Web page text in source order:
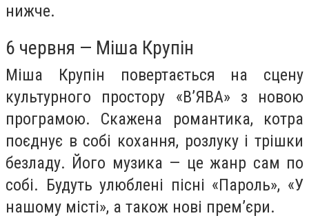
нижче.
6 червня — Міша Крупін
Міша Крупін повертається на сцену
культурного простору «В’ЯВА» з новою
програмою. Скажена романтика, котра
поєднує в собі кохання, розлуку і трішки
безладу. Його музика — це жанр сам по
собі. Будуть улюблені пісні «Пароль», «У
нашому місті», а також нові прем’єри.